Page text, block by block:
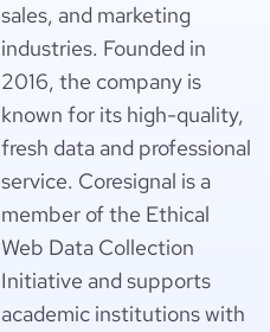
sales, and marketing
industries. Founded in
2016, the company is
known for its high-quality,
fresh data and professional
service. Coresignal is a
member of the Ethical
Web Data Collection
Initiative and supports
academic institutions with